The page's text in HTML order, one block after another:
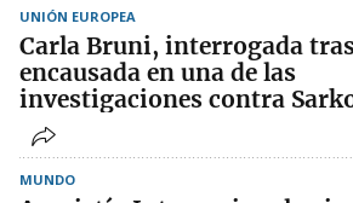
UNIÓN EUROPEA
Carla Bruni, interrogada
encausada en una de las
investigaciones contra
MUNDO